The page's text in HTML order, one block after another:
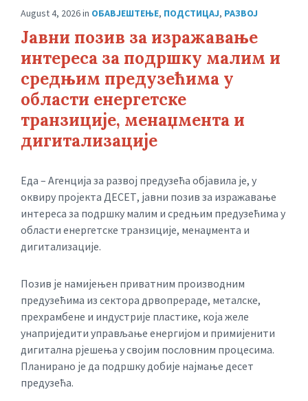
August 4, 2026in ОБАВЈЕШТЕЊЕ, ПОДСТИЦАЈ, РАЗВОЈ
Jавни позив за изражавање
интереса за подршку малим и
средњим предузећима у
области енергетске
транзиције, менаџмента и
дигитализације
Еда – Агенција за развој предузећа објавила је, у
оквиру пројекта ДЕСЕТ, јавни позив за изражавање
интереса за подршку малим и средњим предузећима у
области енергетске транзиције, менаџмента и
дигитализације.
Позив је намијењен приватним производним
предузећима из сектора дрвопрераде, металске,
прехрамбене и индустрије пластике, која желе
унаприједити управљање енергијом и примијенити
дигитална рјешења у својим пословним процесима.
Планирано је да подршку добије најмање десет
предузећа.